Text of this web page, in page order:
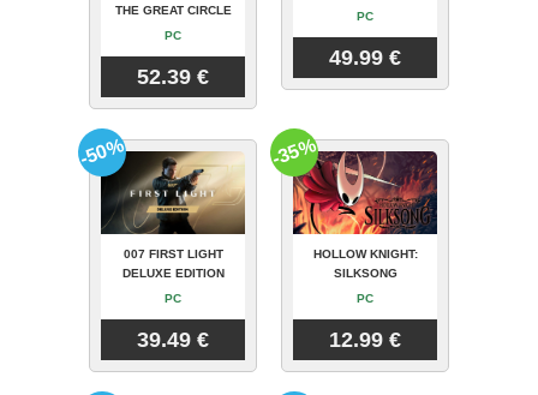
THE GREAT CIRCLE
PC
52.39 €
PC
49.99 €
007 FIRST LIGHT
DELUXE EDITION
PC
39.49 €
-50%
HOLLOW KNIGHT:
SILKSONG
PC
12.99 €
-35%